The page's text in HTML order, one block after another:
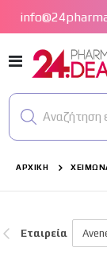
Εναλλαγή
Πλοήγησης
Αναζήτηση
ΑΡΧΙΚΉ
Εταιρεία